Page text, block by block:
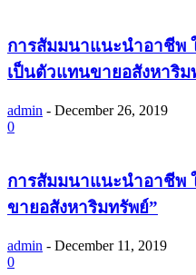
การสัมมนาแนะนำอาชีพ
เป็นตัวแทนขายอสังหาริม
admin - December 26, 2019
0
การสัมมนาแนะนำอาชีพ
ขายอสังหาริมทรัพย์”
admin - December 11, 2019
0